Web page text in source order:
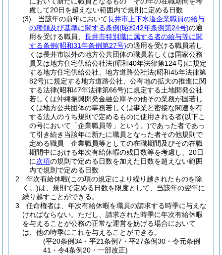
慮して20日を超えない範囲内で規則に定める日数
(3)
当該年の前年において長井市上下水道企業職員の給与
の種類及び基準に関する条例(昭和42年条例第24号)の適
用を受ける職員、 長井市特別職に属する者の給与等に関
する条例(昭和31年条例第27号)の適用を受ける職員若し
くは長井市以外の地方公共団体の職員若しくは国家公務
員又は地方住宅供給公社法(昭和40年法律第124号)に規定
する地方住宅供給公社、地方道路公社法(昭和45年法律第
82号)に規定する地方道路公社、公有地の拡大の推進に関
する法律(昭和47年法律第66号)に規定する土地開発公社
若しくは沖縄振興開発金融公庫その他その業務が国若し
くは地方公共団体の事務若しくは事業と密接な関連を有
する法人のうち規則で定めるものに使用される者(以下こ
の号において「企業職員等」という。)であった者であっ
て引き続き当該年に新たに職員となった者その他規則で
定める職員 企業職員等としての在職期間及びその在職
期間中における年次有給休暇の残日数等を考慮し、20日
に次項の規則で定める日数を加えた日数を超えない範囲
内で規則で定める日数
2
年次有給休暇(この項の規定により繰り越されたものを除
く。)は、規則で定める日数を限度として、当該年の翌年に
繰り越すことができる。
3
任命権者は、年次有給休暇を職員の請求する時季に与えな
ければならない。 ただし、請求された時季に年次有給休暇
を与えることが公務の正常な運営を妨げる場合において
は、他の時季にこれを与えることができる。
(平20条例34・平21条例7・平27条例30・令元条例
41・令4条例20・一部改正)